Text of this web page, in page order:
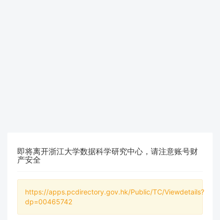
即将离开浙江大学数据科学研究中心，请注意账号财
产安全
https://apps.pcdirectory.gov.hk/Public/TC/Viewdetails?
dp=00465742